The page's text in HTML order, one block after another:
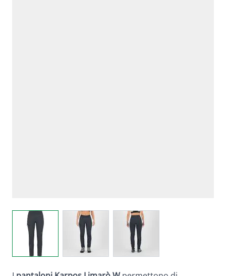
View larger imageView larger imageView larger image